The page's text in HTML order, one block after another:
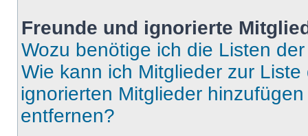
Freunde und ignorierte
Wozu benötige ich die Listen
Wie kann ich Mitglieder zur
ignorierten Mitglieder
entfernen?